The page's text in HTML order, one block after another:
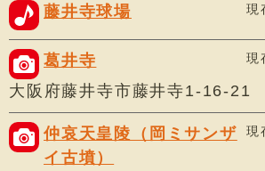
藤井寺球場 現
葛井寺 現
大阪府藤井寺市藤井寺1-16-21
仲哀天皇陵（岡ミサンザ
イ古墳）
現